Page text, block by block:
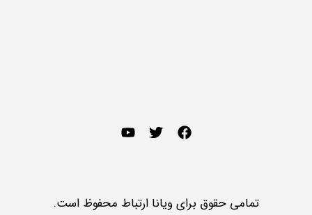
تمامی حقوق برای ویانا ارتباط محفوظ است.